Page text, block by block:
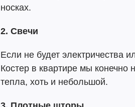
носках.
2. Свечи
Если не будет электричества
Костер в квартире мы конечно
тепла, хоть и небольшой.